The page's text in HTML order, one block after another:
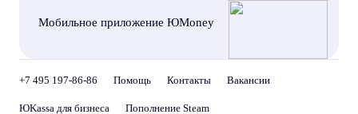
Мобильное приложение ЮMoney
+7 495 197-86-86 Помощь Контакты Вакансии
ЮKassa для бизнеса Пополнение Steam